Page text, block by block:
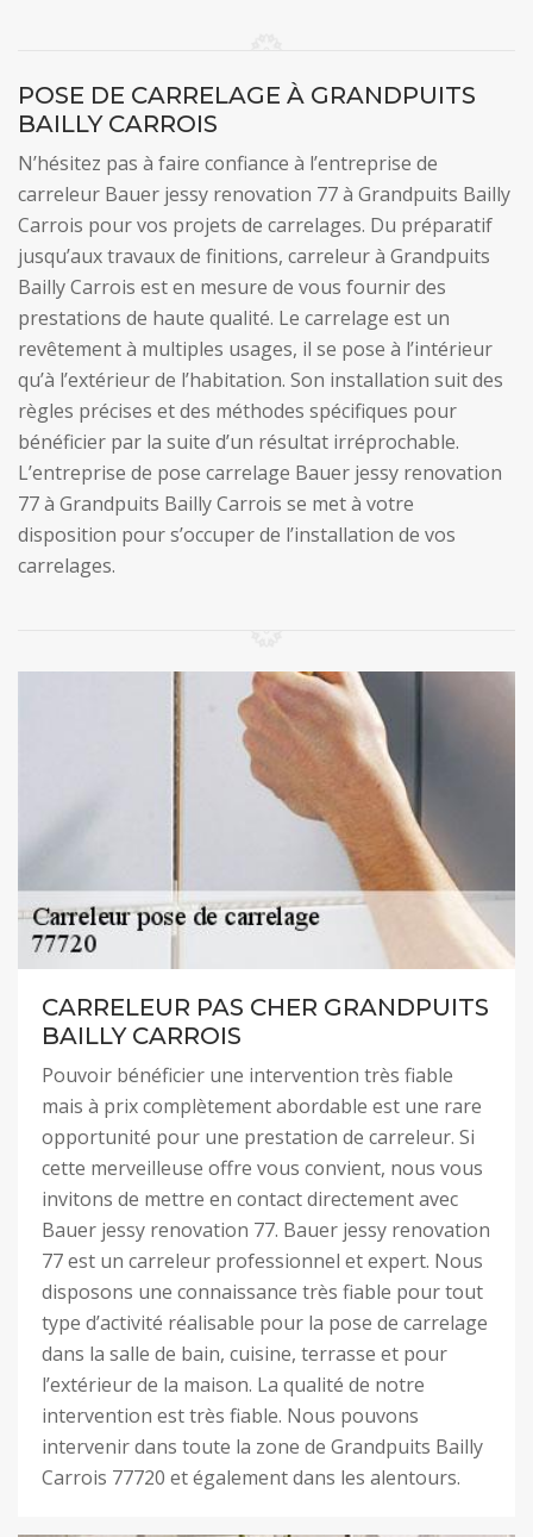
POSE DE CARRELAGE À GRANDPUITS
BAILLY CARROIS
N’hésitez pas à faire confiance à l’entreprise de
carreleur Bauer jessy renovation 77 à Grandpuits Bailly
Carrois pour vos projets de carrelages. Du préparatif
jusqu’aux travaux de finitions, carreleur à Grandpuits
Bailly Carrois est en mesure de vous fournir des
prestations de haute qualité. Le carrelage est un
revêtement à multiples usages, il se pose à l’intérieur
qu’à l’extérieur de l’habitation. Son installation suit des
règles précises et des méthodes spécifiques pour
bénéficier par la suite d’un résultat irréprochable.
L’entreprise de pose carrelage Bauer jessy renovation
77 à Grandpuits Bailly Carrois se met à votre
disposition pour s’occuper de l’installation de vos
carrelages.
CARRELEUR PAS CHER GRANDPUITS
BAILLY CARROIS
Pouvoir bénéficier une intervention très fiable
mais à prix complètement abordable est une rare
opportunité pour une prestation de carreleur. Si
cette merveilleuse offre vous convient, nous vous
invitons de mettre en contact directement avec
Bauer jessy renovation 77. Bauer jessy renovation
77 est un carreleur professionnel et expert. Nous
disposons une connaissance très fiable pour tout
type d’activité réalisable pour la pose de carrelage
dans la salle de bain, cuisine, terrasse et pour
l’extérieur de la maison. La qualité de notre
intervention est très fiable. Nous pouvons
intervenir dans toute la zone de Grandpuits Bailly
Carrois 77720 et également dans les alentours.